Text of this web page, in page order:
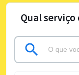
Qual serviço